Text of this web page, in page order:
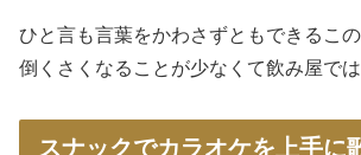
ひと言も言葉をかわさずともできるこ
倒くさくなることが少なくて飲み屋では
スナックでカラオケを上手に